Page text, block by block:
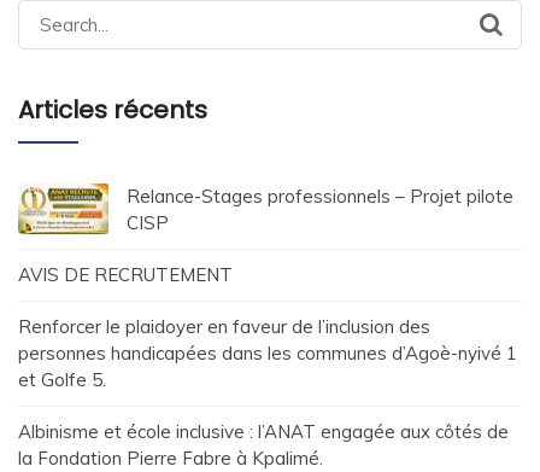
Search
for:
Articles récents
Relance-Stages professionnels – Projet pilote
CISP
AVIS DE RECRUTEMENT
Renforcer le plaidoyer en faveur de l’inclusion des
personnes handicapées dans les communes d’Agoè-nyivé 1
et Golfe 5.
Albinisme et école inclusive : l’ANAT engagée aux côtés de
la Fondation Pierre Fabre à Kpalimé.